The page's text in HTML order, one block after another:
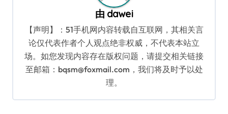
由 dawei
【声明】：51手机网内容转载自互联网，其相关言
论仅代表作者个人观点绝非权威，不代表本站立
场。如您发现内容存在版权问题，请提交相关链接
至邮箱：bqsm@foxmail.com，我们将及时予以处
理。